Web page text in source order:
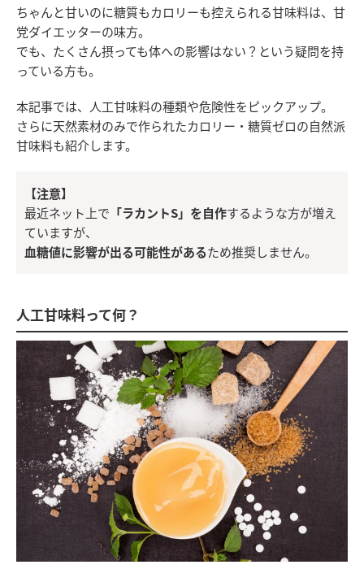
ちゃんと甘いのに糖質もカロリーも控えられる甘味料は、甘
党ダイエッターの味方。
でも、たくさん摂っても体への影響はない？という疑問を持
っている方も。
本記事では、人工甘味料の種類や危険性をピックアップ。
さらに天然素材のみで作られたカロリー・糖質ゼロの自然派
甘味料も紹介します。
【注意】
最近ネット上で 「ラカントS」を自作するような方が増え
ていますが、
血糖値に影響が出る可能性があるため推奨しません。
人工甘味料って何？